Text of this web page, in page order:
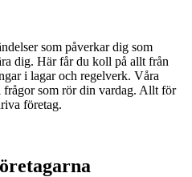
som påverkar dig som
dig. Här får du koll på allt från
i lagar och regelverk. Våra
frågor som rör din vardag. Allt för
företag.